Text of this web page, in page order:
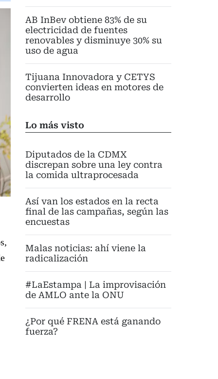
AB InBev obtiene 83% de su
electricidad de fuentes
renovables y disminuye 30% su
uso de agua
Tijuana Innovadora y CETYS
convierten ideas en motores de
desarrollo
Lo más visto
Diputados de la CDMX
discrepan sobre una ley contra
la comida ultraprocesada
Así van los estados en la recta
final de las campañas, según las
encuestas
Malas noticias: ahí viene la
radicalización
#LaEstampa | La improvisación
de AMLO ante la ONU
¿Por qué FRENA está ganando
fuerza?